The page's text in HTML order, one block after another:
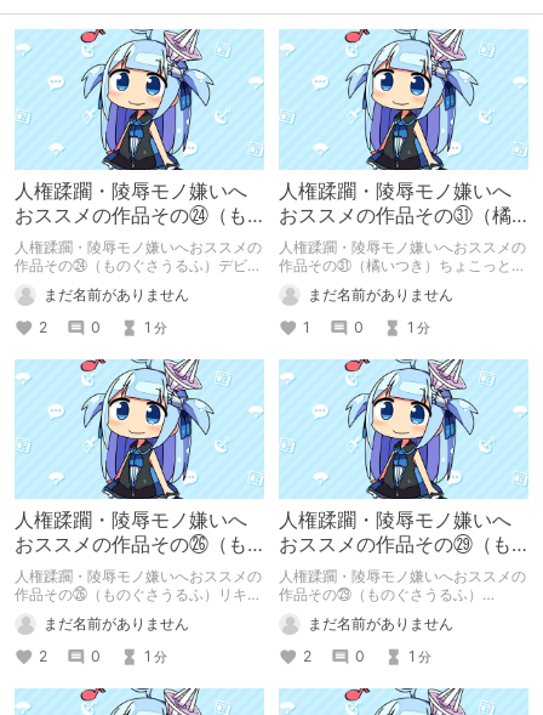
人権蹂躙・陵辱モノ嫌いへ
おススメの作品その㉔（も
のぐさうるふ）デビルズ・
タッチ
人権蹂躙・陵辱モノ嫌いへおススメの
作品その㉔（ものぐさうるふ）デビル
まだ名前がありません
2
0 1 分
人権蹂躙・陵辱モノ嫌いへ
おススメの作品その㉛（橘
いつき）ちょこっとLOVE♡
人権蹂躙・陵辱モノ嫌いへおススメの
作品その㉛（橘いつき）ちょこっと
まだ名前がありません
1
0 1 分
人権蹂躙・陵辱モノ嫌いへ
おススメの作品その㉖（も
のぐさうるふ）リキュール
に媚薬
人権蹂躙・陵辱モノ嫌いへおススメの
作品その㉖（ものぐさうるふ）リキュ
まだ名前がありません
2
0 1 分
人権蹂躙・陵辱モノ嫌いへ
おススメの作品その㉙（も
のぐさうるふ）Engraved~
人権蹂躙・陵辱モノ嫌いへおススメの
作品その㉙（ものぐさうるふ）
まだ名前がありません
2
0 1 分